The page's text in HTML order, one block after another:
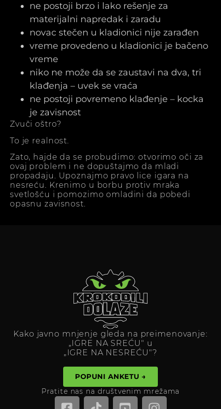
ne postoji brzo i lako rešenje za
materijalni napredak i zaradu
novac stečen u kladionici nije zarađen
vreme provedeno u kladionici je bačeno
vreme
niko ne može da se zaustavi na dva, tri
klađenja – uvek se vraća
ne postoji povremeno klađenje – kocka
je zavisnost
Zvuči oštro?
To je realnost.
Zato, hajde da se probudimo: otvorimo oči za
ovaj problem i ne dopuštajmo da mladi
propadaju. Upoznajmo pravo lice igara na
nesreću. Krenimo u borbu protiv mraka
svetlošću i pomozimo omladini da pobedi
opasnu zavisnost.
Kako javno mnjenje gleda na preimenovanje:
„IGRE NA SREĆU" u
„IGRE NA NESREĆU"?
POPUNI ANKETU →
Pratite nas na društvenim mrežama